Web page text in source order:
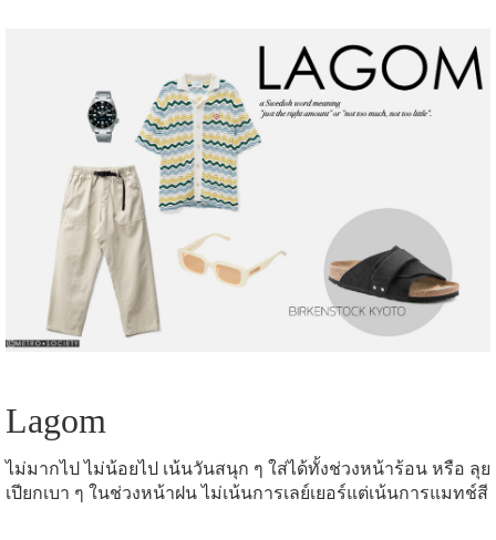
Lagom
ไม่มากไป ไม่น้อยไป เน้นวันสนุก ๆ ใส่ได้ทั้งช่วงหน้าร้อน หรือ ลุย
เปียกเบา ๆ ในช่วงหน้าฝน ไม่เน้นการเลย์เยอร์แต่เน้นการแมทช์สี